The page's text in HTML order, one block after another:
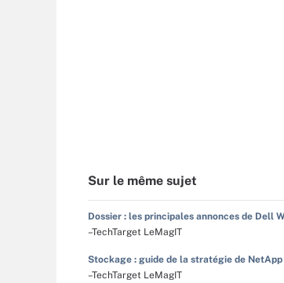
Sur le même sujet
Dossier : les principales annonces de Dell
–TechTarget LeMagIT
Stockage : guide de la stratégie de NetApp
–TechTarget LeMagIT